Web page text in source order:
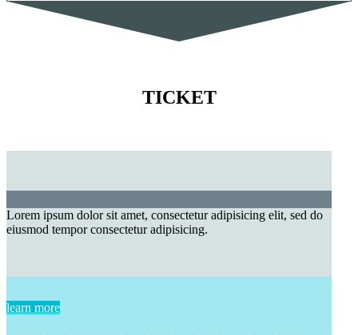
TICKET
Lorem ipsum dolor sit amet, consectetur adipisicing elit, sed do
eiusmod tempor consectetur adipisicing.
learn more